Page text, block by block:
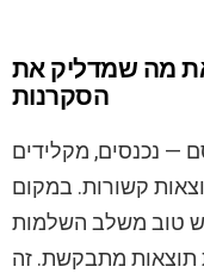
מה שמדליק את
הסקרנות
— נכנסים, מקלידים
קשורות. במקום
טוב משלב השלמות
תוצאות מתבקשת. זה